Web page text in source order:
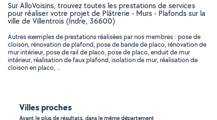
Sur AlloVoisins, trouvez toutes les prestations de services
pour réaliser votre projet de Plâtrerie - Murs - Plafonds sur la
ville de Villentrois (Indre, 36600)
Autres exemples de prestations réalisées par nos membres : pose de
cloison, rénovation de plafond, pose de bande de placo, rénovation de
mur intérieur, pose de rail de placo, pose de placo, enduit de mur
intérieur, réalisation de faux plafond, isolation de mur, réalisation de
cloison en placo, ..
Villes proches
Ayant le plus de résultats, dans le même département